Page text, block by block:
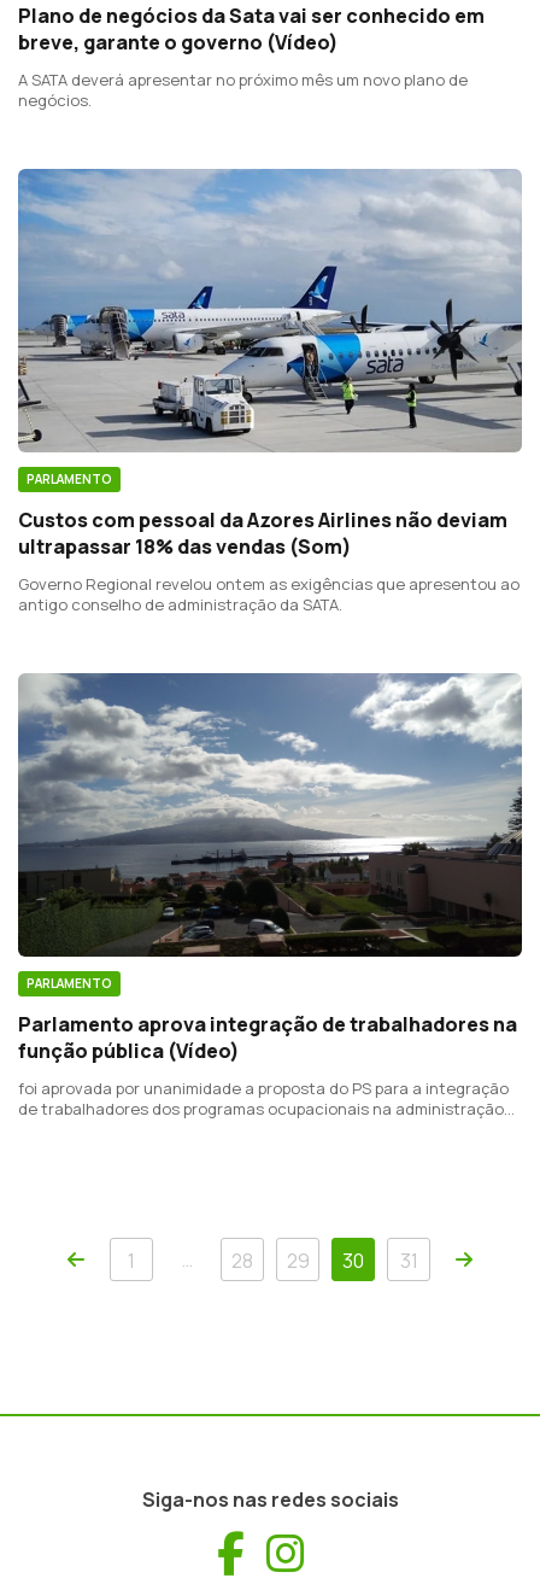
Plano de negócios da Sata vai ser conhecido em
breve, garante o governo (Vídeo)
A SATA deverá apresentar no próximo mês um novo plano de
negócios.
PARLAMENTO
Custos com pessoal da Azores Airlines não deviam
ultrapassar 18% das vendas (Som)
Governo Regional revelou ontem as exigências que apresentou ao
antigo conselho de administração da SATA.
PARLAMENTO
Parlamento aprova integração de trabalhadores na
função pública (Vídeo)
foi aprovada por unanimidade a proposta do PS para a integração
de trabalhadores dos programas ocupacionais na administração
Anterior
1 … 28 29 30 31
Siga-nos nas redes sociais
Facebook